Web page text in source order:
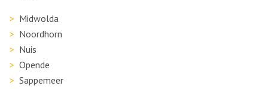
Midwolda
Noordhorn
Nuis
Opende
Sappemeer